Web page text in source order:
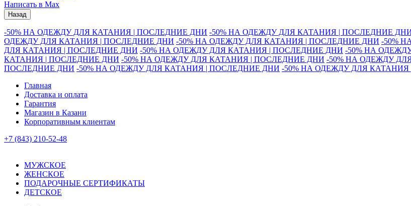
Написать в Max
Назад
-50% НА ОДЕЖДУ ДЛЯ КАТАНИЯ | ПОСЛЕДНИЕ ДНИ -50% НА ОДЕЖДУ ДЛЯ КАТАНИЯ | ПОСЛЕДНИЕ
ОДЕЖДУ ДЛЯ КАТАНИЯ | ПОСЛЕДНИЕ ДНИ -50% НА ОДЕЖДУ ДЛЯ КАТАНИЯ | ПОСЛЕДНИЕ ДНИ -50%
ДЛЯ КАТАНИЯ | ПОСЛЕДНИЕ ДНИ -50% НА ОДЕЖДУ ДЛЯ КАТАНИЯ | ПОСЛЕДНИЕ ДНИ -50% НА
КАТАНИЯ | ПОСЛЕДНИЕ ДНИ -50% НА ОДЕЖДУ ДЛЯ КАТАНИЯ | ПОСЛЕДНИЕ ДНИ -50% НА ОДЕЖДУ
ПОСЛЕДНИЕ ДНИ -50% НА ОДЕЖДУ ДЛЯ КАТАНИЯ | ПОСЛЕДНИЕ ДНИ -50% НА ОДЕЖДУ ДЛЯ
Главная
Доставка и оплата
Гарантия
Магазин в Казани
Корпоративным клиентам
+7 (843) 210-52-48
МУЖСКОЕ
ЖЕНСКОЕ
ПОДАРОЧНЫЕ СЕРТИФИКАТЫ
ДЕТСКОЕ